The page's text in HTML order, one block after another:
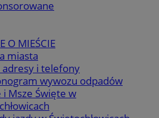
O MIEŚCIE
miasta
adresy i telefony
wywozu odpadów
i Msze Święte w